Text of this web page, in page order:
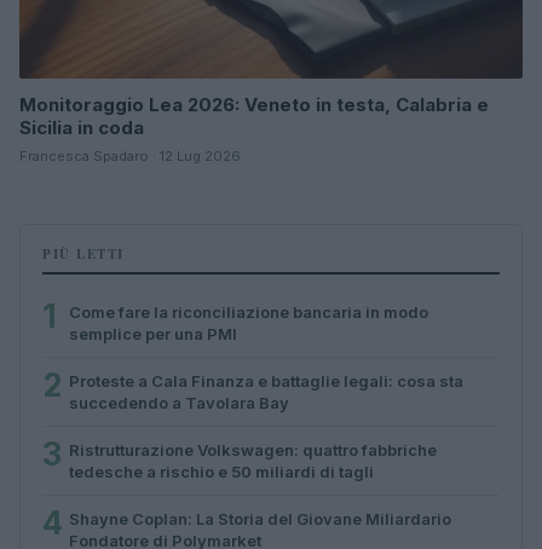
Monitoraggio Lea 2026: Veneto in testa, Calabria e
Sicilia in coda
Francesca Spadaro · 12 Lug 2026
PIÙ LETTI
1
Come fare la riconciliazione bancaria in modo
semplice per una PMI
2 Proteste a Cala Finanza e battaglie legali: cosa sta
succedendo a Tavolara Bay
3 Ristrutturazione Volkswagen: quattro fabbriche
tedesche a rischio e 50 miliardi di tagli
4 Shayne Coplan: La Storia del Giovane Miliardario
Fondatore di Polymarket